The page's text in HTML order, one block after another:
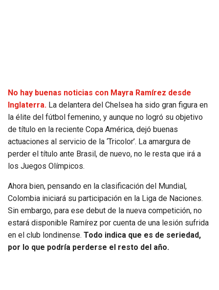
CARDINALS
SEAHAWKS
BEARS
LIONS
MAVERICKS
PELICANS
SPURS
NUGGETS
No hay buenas noticias con Mayra Ramírez desde
Inglaterra. La delantera del Chelsea ha sido gran figura en
la élite del fútbol femenino, y aunque no logró su objetivo
de título en la reciente Copa América, dejó buenas
actuaciones al servicio de la ‘Tricolor’. La amargura de
perder el título ante Brasil, de nuevo, no le resta que irá a
los Juegos Olímpicos.
Ahora bien, pensando en la clasificación del Mundial,
Colombia iniciará su participación en la Liga de Naciones.
Sin embargo, para ese debut de la nueva competición, no
estará disponible Ramírez por cuenta de una lesión sufrida
en el club londinense. Todo indica que es de seriedad,
por lo que podría perderse el resto del año.